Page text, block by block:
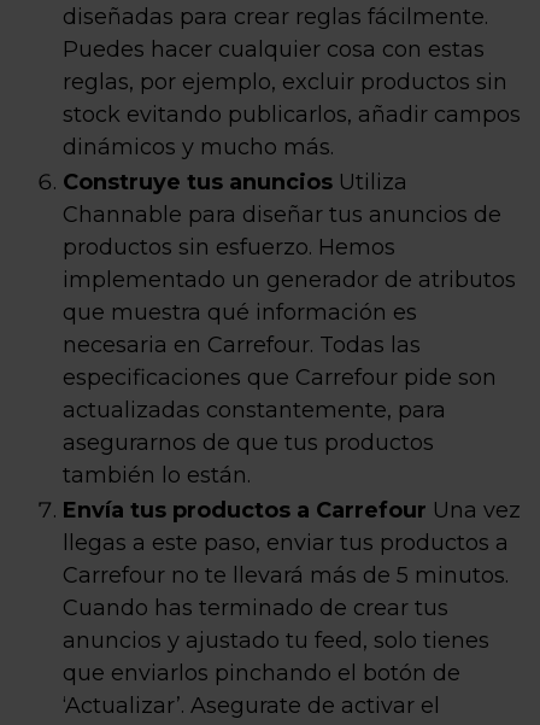
diseñadas para crear reglas fácilmente.
Puedes hacer cualquier cosa con estas
reglas, por ejemplo, excluir productos sin
stock evitando publicarlos, añadir campos
dinámicos y mucho más.
Construye tus anuncios Utiliza
Channable para diseñar tus anuncios de
productos sin esfuerzo. Hemos
implementado un generador de atributos
que muestra qué información es
necesaria en Carrefour. Todas las
especificaciones que Carrefour pide son
actualizadas constantemente, para
asegurarnos de que tus productos
también lo están.
Envía tus productos a Carrefour Una vez
llegas a este paso, enviar tus productos a
Carrefour no te llevará más de 5 minutos.
Cuando has terminado de crear tus
anuncios y ajustado tu feed, solo tienes
que enviarlos pinchando el botón de
‘Actualizar’. Asegurate de activar el